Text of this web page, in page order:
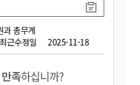
과 총무계
최근수정일 2025-11-18
족하십니까?